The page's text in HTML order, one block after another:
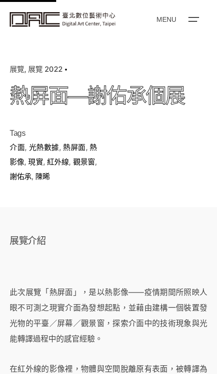
k
c
n
MENU
展覽 展覽 2022
熱屏面—謝佑承個展
Tags
介面, 光熱數據, 熱屏面, 熱
影像,現實, 紅外線, 觀景窗,
謝佑承, 陳晞
展覽介紹
此次展覽「熱屏面」，是以熱影像——疫情期間所照映人
眼不可測之現實介面為發想起點，並藉由建構一個裝置發
光物的平臺／屏幕／觀景窗，探索介面中的技術現象與光
能轉譯過程中的感官經驗。
在紅外線的影像裡，物體與空間脫離原有表面，被轉譯為